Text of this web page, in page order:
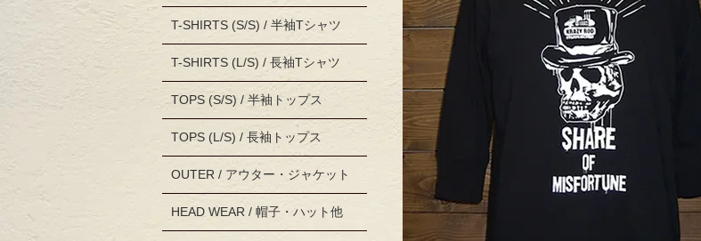
T-SHIRTS (S/S) / 半袖Tシャツ
T-SHIRTS (L/S) / 長袖Tシャツ
TOPS (S/S) / 半袖トップス
TOPS (L/S) / 長袖トップス
OUTER / アウター・ジャケット
HEAD WEAR / 帽子・ハット他